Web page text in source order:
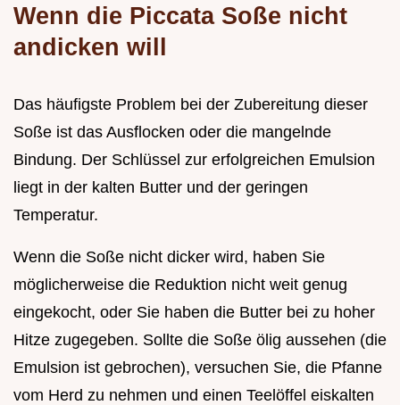
Wenn die Piccata Soße nicht
andicken will
Das häufigste Problem bei der Zubereitung dieser
Soße ist das Ausflocken oder die mangelnde
Bindung. Der Schlüssel zur erfolgreichen Emulsion
liegt in der kalten Butter und der geringen
Temperatur.
Wenn die Soße nicht dicker wird, haben Sie
möglicherweise die Reduktion nicht weit genug
eingekocht, oder Sie haben die Butter bei zu hoher
Hitze zugegeben. Sollte die Soße ölig aussehen (die
Emulsion ist gebrochen), versuchen Sie, die Pfanne
vom Herd zu nehmen und einen Teelöffel eiskalten